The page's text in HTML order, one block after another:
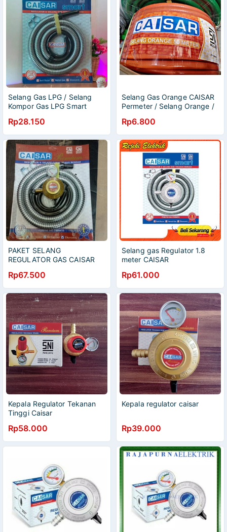
Selang Gas LPG / Selang
Kompor Gas LPG Smart
Rp28.150
Selang Gas Orange CAISAR
Permeter / Selang Orange /
Rp6.800
PAKET SELANG
REGULATOR GAS CAISAR
Rp67.500
Selang gas Regulator 1.8
meter CAISAR
Rp61.000
Kepala Regulator Tekanan
Tinggi Caisar
Rp58.000
Kepala regulator caisar
Rp39.000